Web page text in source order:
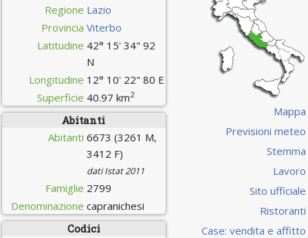
Regione Lazio
Provincia Viterbo
Latitudine 42° 15' 34" 92
N
Longitudine 12° 10' 22" 80 E
Superficie 40.97 km2
Abitanti
Abitanti 6673 (3261 M,
3412 F)
dati Istat 2011
Famiglie 2799
Denominazione capranichesi
Codici
Mappa
Previsioni meteo
Stemma
Lavoro
Sito ufficiale
Ristoranti
Case: vendita e affitto